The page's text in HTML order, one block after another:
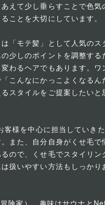
えて少し垂らすことで色気
ことを大切にしています。
「モテ髪」として人気のス
少しのポイントを調整する
わるヘアでもあります。ワ
こんなにかっこよくなるん
スタイルをご提案したいと
客様を中心に担当していき
また、自分自身がくせ毛で
ので、くせ毛でスタイリン
扱いやすい方法もしっかり
険家）。趣味はサウナと